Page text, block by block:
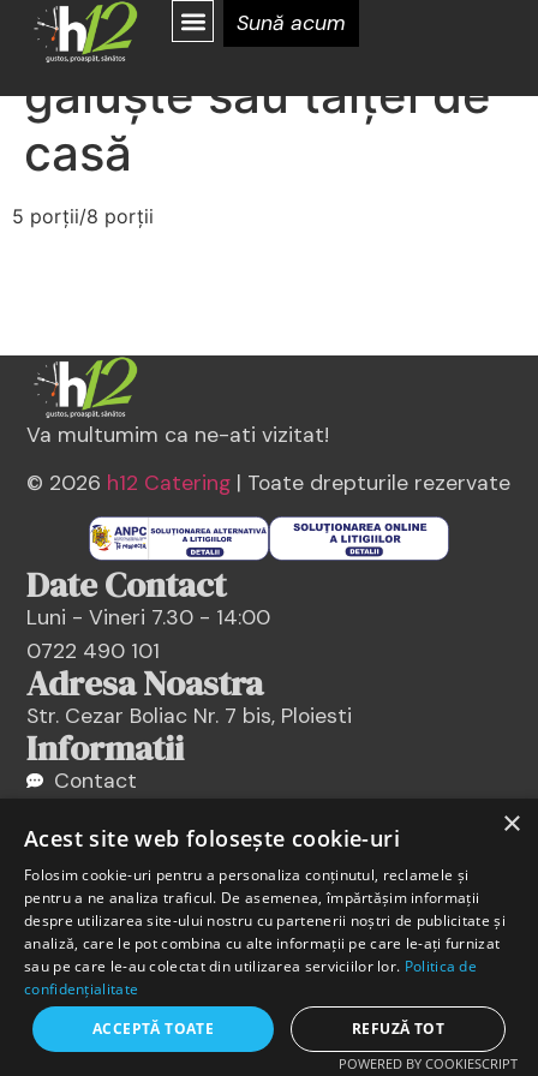
Sună acum
Supă de pui cu
găluște sau tăiței de
casă
5 porții/8 porții
Va multumim ca ne-ati vizitat!
© 2026 h12 Catering | Toate drepturile rezervate
Date Contact
Luni - Vineri 7.30 - 14:00
0722 490 101
Adresa Noastra
Str. Cezar Boliac Nr. 7 bis, Ploiesti
Informatii
Contact
Valori nutritionale
Termeni si Conditii
Politica de cookies
Politica de confidentialitate
×
Acest site web folosește cookie-uri
Folosim cookie-uri pentru a personaliza conținutul, reclamele și
pentru a ne analiza traficul. De asemenea, împărtășim informații
despre utilizarea site-ului nostru cu partenerii noștri de publicitate și
analiză, care le pot combina cu alte informații pe care le-ați furnizat
sau pe care le-au colectat din utilizarea serviciilor lor. Politica de
confidențialitate
ACCEPTĂ TOATE
REFUZĂ TOT
POWERED BY COOKIESCRIPT